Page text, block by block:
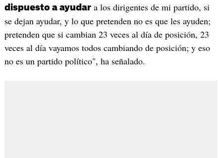
dispuesto a ayudara los dirigentes de mi partido, si
se dejan ayudar, y lo que pretenden no es que les ayuden;
pretenden que si cambian 23 veces al día de posición, 23
veces al día vayamos todos cambiando de posición; y eso
no es un partido político", ha señalado.